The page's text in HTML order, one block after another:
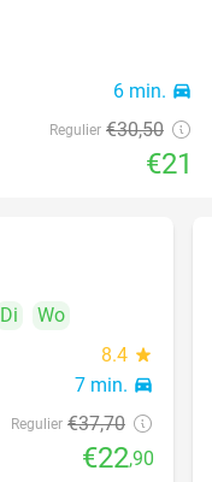
6 min. directions_car
Regulier €30,50
€21
Di
Wo
8.4 star
7 min. directions_car
Regulier €37,70
€22,90